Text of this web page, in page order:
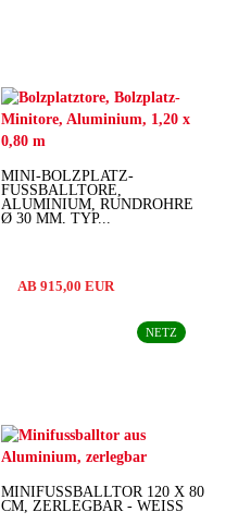
MINI-BOLZPLATZ-
FUSSBALLTORE, A
LUMINIUM, RUNDROHRE Ø
30 MM, TYP...
AB 915,00 EUR
NETZ
MINIFUSSBALLTOR 120 X 80 C
M, ZERLEGBAR - WEISS